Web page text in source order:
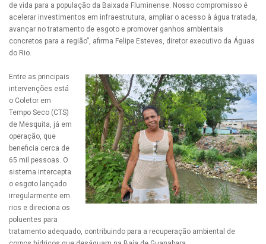
de vida para a população da Baixada Fluminense. Nosso compromisso é
acelerar investimentos em infraestrutura, ampliar o acesso à água tratada,
avançar no tratamento de esgoto e promover ganhos ambientais
concretos para a região”, afirma Felipe Esteves, diretor executivo da Águas
do Rio.
Entre as principais
intervenções está
o Coletor em
Tempo Seco (CTS)
de Mesquita, já em
operação, que
beneficia cerca de
65 mil pessoas. O
sistema intercepta
o esgoto lançado
irregularmente em
rios e direciona os
poluentes para
tratamento adequado, contribuindo para a recuperação ambiental de